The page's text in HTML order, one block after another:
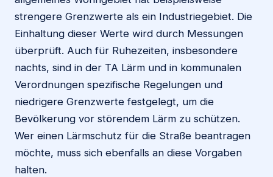
strengere Grenzwerte als ein Industriegebiet. Die
Einhaltung dieser Werte wird durch Messungen
überprüft. Auch für Ruhezeiten, insbesondere
nachts, sind in der TA Lärm und in kommunalen
Verordnungen spezifische Regelungen und
niedrigere Grenzwerte festgelegt, um die
Bevölkerung vor störendem Lärm zu schützen.
Wer einen Lärmschutz für die Straße beantragen
möchte, muss sich ebenfalls an diese Vorgaben
halten.